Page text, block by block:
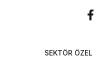
SEKTÖR ÖZEL